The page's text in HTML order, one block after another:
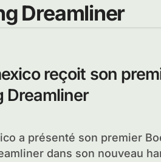
Dreamliner
reçoit son
Dreamliner
dans son nouveau